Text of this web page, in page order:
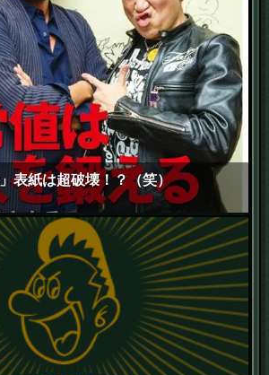
表紙は超破壊！？（笑）